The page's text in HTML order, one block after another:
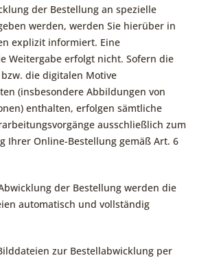
der Bestellung an spezielle
werden, werden Sie hierüber in
explizit informiert. Eine
Weitergabe erfolgt nicht. Sofern die
die digitalen Motive
(insbesondere Abbildungen von
enthalten, erfolgen sämtliche
ausschließlich zum
Ihrer Online-Bestellung gemäß Art. 6
der Bestellung werden die
automatisch und vollständig
zur Bestellabwicklung per